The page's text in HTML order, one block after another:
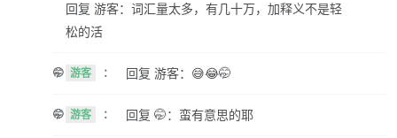
回复 游客：词汇量太多，有几十万，加释义不是轻
松的活
🤭 游客 ： 回复 游客：😅😂🤭
🤭 游客 ： 回复 🤭：蛮有意思的耶